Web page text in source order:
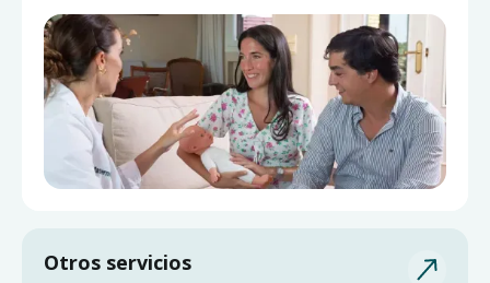
Otros servicios